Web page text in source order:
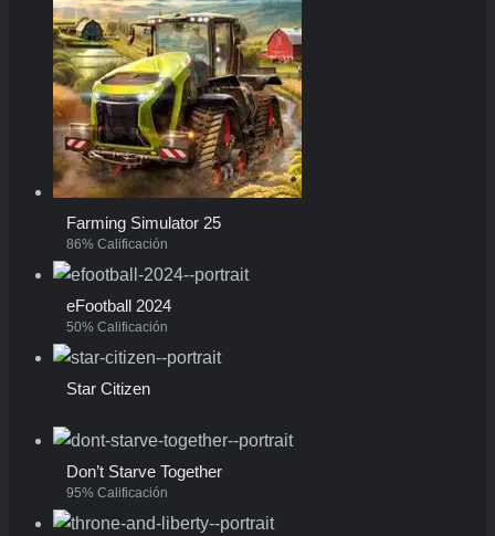
Farming Simulator 25
86% Calificación
eFootball 2024
50% Calificación
Star Citizen
Don’t Starve Together
95% Calificación